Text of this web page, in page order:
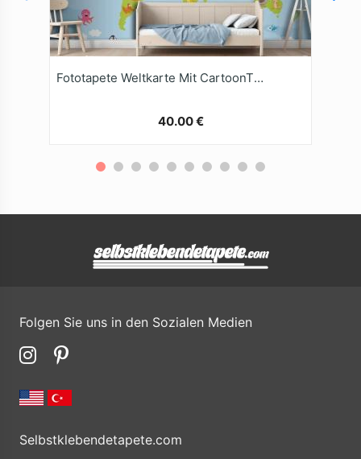
Fototapete Weltkarte Mit CartoonTieren
40.00 €
Folgen Sie uns in den Sozialen Medien
Selbstklebendetapete.com